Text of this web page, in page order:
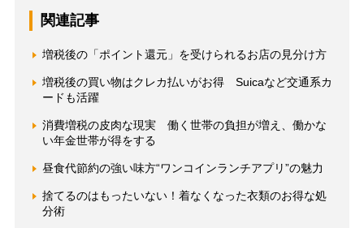
関連記事
増税後の「ポイント還元」を受けられるお店の見分け方
増税後の買い物はクレカ払いがお得 Suicaなど交通系カ
ードも活躍
消費増税の皮肉な現実 働く世帯の負担が増え、働かな
い年金世帯が得をする
昼食代節約の強い味方“ワンコインランチアプリ”の魅力
捨てるのはもったいない！着なくなった衣類のお得な処
分術